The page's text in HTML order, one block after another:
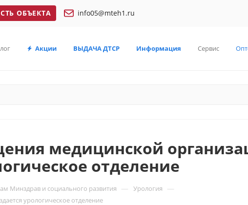
ОБЪЕКТА info05@mteh1.ru
Акции ВЫДАЧА ДТСР Информация Сервис
медицинской
отделение
Минздрав и социального развития — Урология —
урологическое отделение